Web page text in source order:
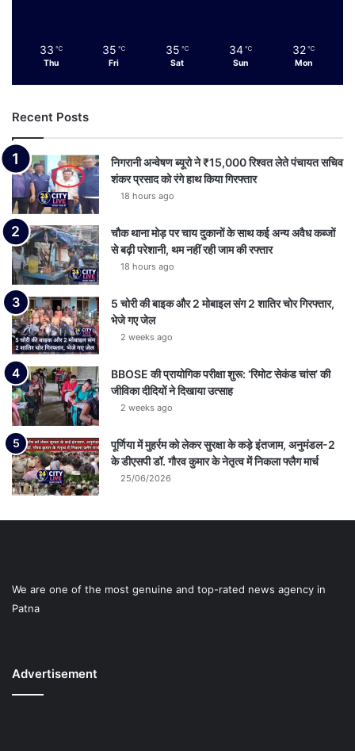
33 ℃
Thu
35 ℃
Fri
35 ℃
Sat
34 ℃
Sun
32 ℃
Mon
Recent Posts
निगरानी अन्वेषण ब्यूरो ने ₹15,000 रिश्वत लेते पंचायत सचिव
शंकर प्रसाद को रंगे हाथ किया गिरफ्तार
18 hours ago
चौक थाना मोड़ पर चाय दुकानों के साथ कई अन्य अवैध कब्जों
से बढ़ी परेशानी, थम नहीं रही जाम की रफ्तार
18 hours ago
5 चोरी की बाइक और 2 मोबाइल संग 2 शातिर चोर गिरफ्तार,
भेजे गए जेल
2 weeks ago
BBOSE की प्रायोगिक परीक्षा शुरू: ‘रिमोट सेकंड चांस’ की
जीविका दीदियों ने दिखाया उत्साह
2 weeks ago
पूर्णिया में मुहर्रम को लेकर सुरक्षा के कड़े इंतजाम, अनुमंडल-2
के डीएसपी डॉ. गौरव कुमार के नेतृत्व में निकला फ्लैग मार्च
25/06/2026
We are one of the most genuine and top-rated news agency in
Patna
Advertisement